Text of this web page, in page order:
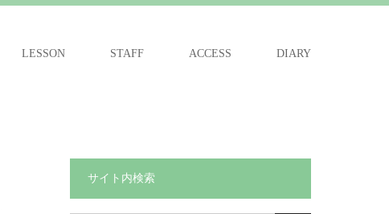
LESSON STAFF ACCESS DIARY
サイト内検索